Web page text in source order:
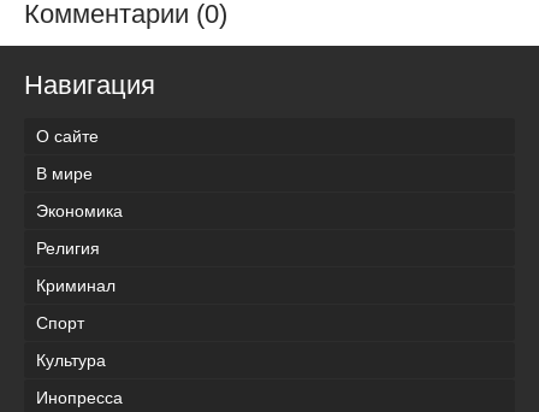
Комментарии (0)
Навигация
О сайте
В мире
Экономика
Религия
Криминал
Спорт
Культура
Инопресса